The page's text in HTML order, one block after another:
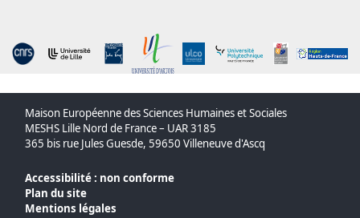
Maison Européenne des Sciences Humaines et Sociales
MESHS Lille Nord de France – UAR 3185
365 bis rue Jules Guesde, 59650 Villeneuve d'Ascq
Accessibilité : non conforme
Plan du site
Mentions légales